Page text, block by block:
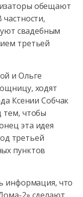
обещают
свадебным
третьей
и Ольге
ходят
Ксении Собчак
тем, чтобы
эта идея
третьей
пунктов
информация, что